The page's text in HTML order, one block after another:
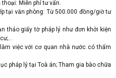
Miễn phí tư vấn.
tại văn phòng: Từ 500.000 đồng/giờ tư
thảo giấy tờ pháp lý như đơn khởi kiện
việc với cơ quan nhà nước có thẩm
pháp lý tại Toà án; Tham gia bào chữa